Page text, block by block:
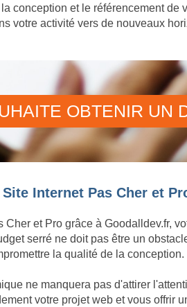
conception et le référencement de
votre activité vers de nouveaux
OBTENIR UN
Internet Pas Cher et
et Pro grâce à Goodalldev.fr,
serré ne doit pas être un
la qualité de la conception.
ne manquera pas d'attirer
votre projet web et vous offrir